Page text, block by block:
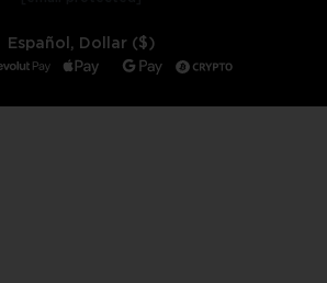
Español, Dollar ($)